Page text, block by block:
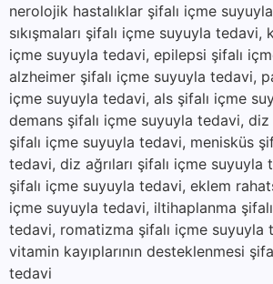
nerolojik hastalıklar şifalı içme
sıkışmaları şifalı içme suyuyla tedavi,
içme suyuyla tedavi, epilepsi şifalı
alzheimer şifalı içme suyuyla tedavi,
içme suyuyla tedavi, als şifalı içme
demans şifalı içme suyuyla tedavi, diz
şifalı içme suyuyla tedavi, menisküs
tedavi, diz ağrıları şifalı içme
şifalı içme suyuyla tedavi, eklem
içme suyuyla tedavi, iltihaplanma
tedavi, romatizma şifalı içme suyuyla
vitamin kayıplarının desteklenmesi
tedavi